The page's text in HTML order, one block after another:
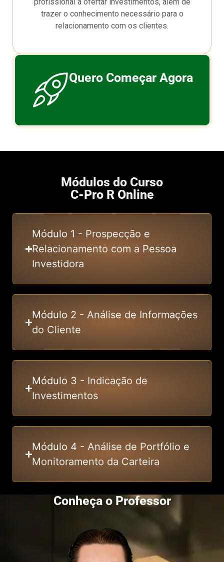
trazer o conhecimento necessário para o
relacionamento com os clientes.
Quero Começar Agora
Módulos do Curso
C-Pro R Online
Módulo 1 - Prospecção e
Relacionamento com a Pessoa
Investidora
Módulo 2 - Análise de Informações
do Cliente
Módulo 3 - Indicação de
Investimentos
Módulo 4 - Análise de Portfólio e
Monitoramento da Carteira
Conheça o Professor